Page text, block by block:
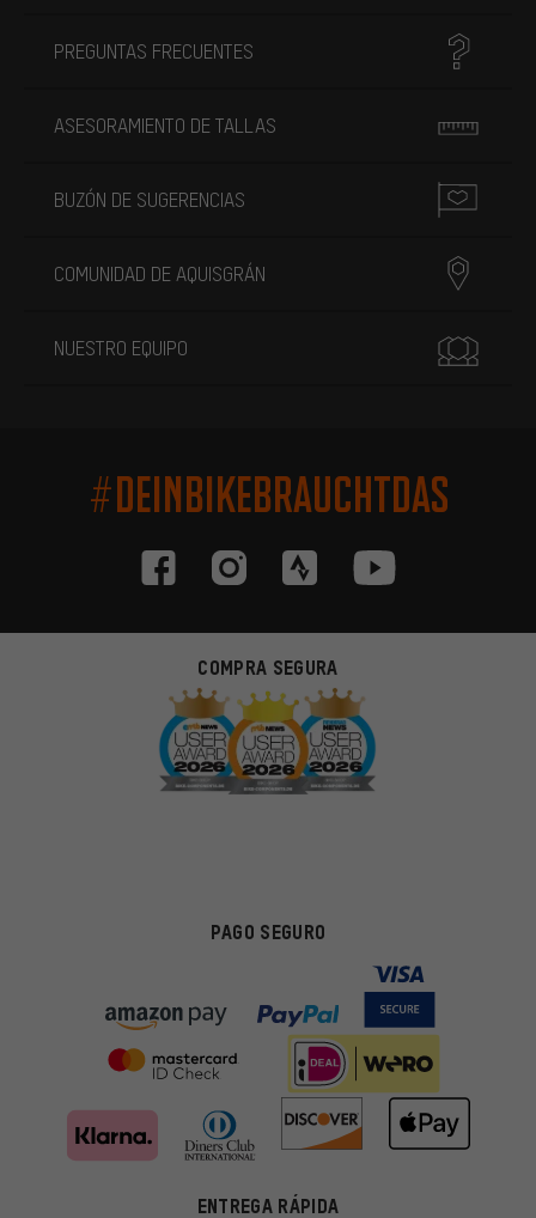
PREGUNTAS FRECUENTES
ASESORAMIENTO DE TALLAS
BUZÓN DE SUGERENCIAS
COMUNIDAD DE AQUISGRÁN
NUESTRO EQUIPO
#DEINBIKEBRAUCHTDAS
COMPRA SEGURA
PAGO SEGURO
ENTREGA RÁPIDA